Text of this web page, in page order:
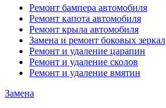
Ремонт бампера автомобиля
Ремонт капота автомобиля
Ремонт крыла автомобиля
Замена и ремонт боковых зеркал
Ремонт и удаление царапин
Ремонт и удаление сколов
Ремонт и удаление вмятин
Замена